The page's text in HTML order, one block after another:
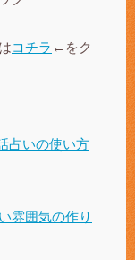
コチラ ←をク
占いの使い方
雰囲気の作り